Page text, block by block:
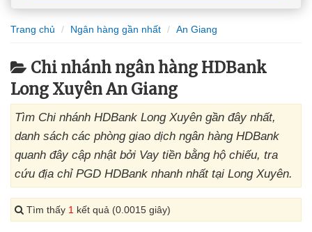
Trang chủ Ngân hàng gần nhất An Giang
Chi nhánh ngân hàng HDBank
Long Xuyên An Giang
Tìm Chi nhánh HDBank Long Xuyên gần đây nhất,
danh sách các phòng giao dịch ngân hàng HDBank
quanh đây cập nhật bởi Vay tiền bằng hộ chiếu, tra
cứu địa chỉ PGD HDBank nhanh nhất tại Long Xuyên.
Tìm thấy 1 kết quả (0.0015 giây)